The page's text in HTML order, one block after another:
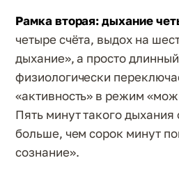
Рамка вторая: дыхание
четыре счёта, выдох на
дыхание», а просто
физиологически
«активность» в режим
Пять минут такого
больше, чем сорок минут
сознание».